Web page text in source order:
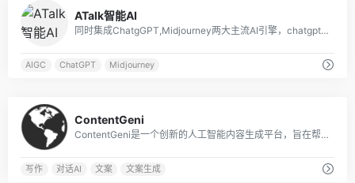
ATalk智能AI
同时集成ChatgGPT,Midjourney两大主流AI引擎，chatgpt响应速度极快，支持数据分析，Echarts图表展示，mijdourney调用官方接口，实时展示绘图效果
AIGC ChatGPT Midjourney
ContentGeni
ContentGeni是一个创新的人工智能内容生成平台，旨在帮助企业大规模创建高质量的内容。
写作 对话AI 文案 文案生成